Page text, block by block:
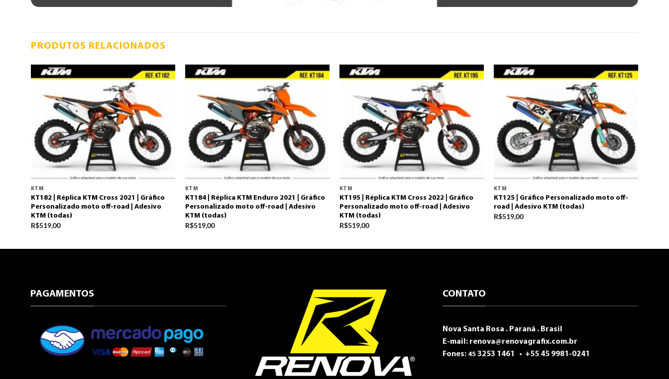
PRODUTOS RELACIONADOS
KTM
KT182 | Réplica KTM Cross 2021 | Gráfico
Personalizado moto off-road | Adesivo
KTM (todas)
R$519,00
KTM
KT184 | Réplica KTM Enduro 2021 | Gráfico
Personalizado moto off-road | Adesivo
KTM (todas)
R$519,00
KTM
KT195 | Réplica KTM Cross 2022 | Gráfico
Personalizado moto off-road | Adesivo
KTM (todas)
R$519,00
KTM
KT125 | Gráfico Personalizado moto off-
road | Adesivo KTM (todas)
R$519,00
PAGAMENTOS CONTATO
Nova Santa Rosa . Paraná . Brasil
E-mail: renova@renovagrafix.com.br
Fones: 453253 1461 • +55 45 9981-0241